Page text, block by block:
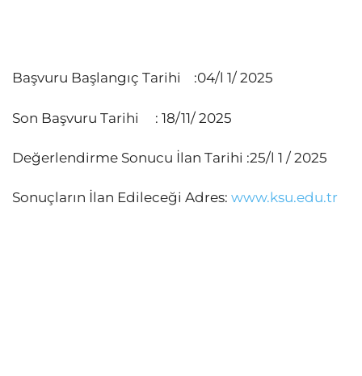
Başvuru Başlangıç Tarihi :04/l 1/ 2025
Son Başvuru Tarihi : 18/11/ 2025
Değerlendirme Sonucu İlan Tarihi :25/l 1 / 2025
Sonuçların İlan Edileceği Adres: www.ksu.edu.tr